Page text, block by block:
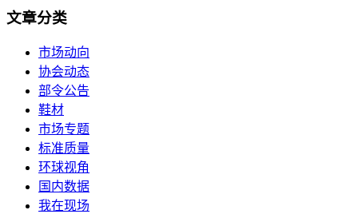
文章分类
市场动向
协会动态
部令公告
鞋材
市场专题
标准质量
环球视角
国内数据
我在现场